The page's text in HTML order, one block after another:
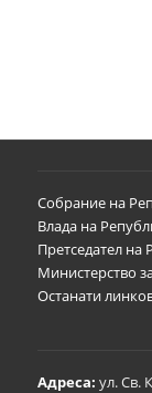
Собрание на
Влада на
Претседател на
Министерство
Останати
Адреса: ул. Св.